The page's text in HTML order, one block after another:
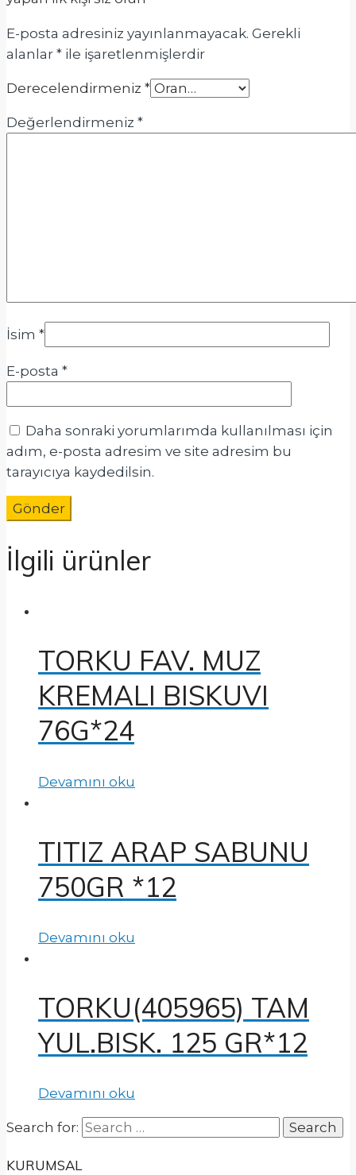
E-posta adresiniz yayınlanmayacak. Gerekli
alanlar * ile işaretlenmişlerdir
Derecelendirmeniz *
Değerlendirmeniz *
İsim *
E-posta *
Daha sonraki yorumlarımda kullanılması için
adım, e-posta adresim ve site adresim bu
tarayıcıya kaydedilsin.
İlgili ürünler
TORKU FAV. MUZ
KREMALI BISKUVI
76G*24
Devamını oku
TITIZ ARAP SABUNU
750GR *12
Devamını oku
TORKU(405965) TAM
YUL.BISK. 125 GR*12
Devamını oku
Search for:
KURUMSAL